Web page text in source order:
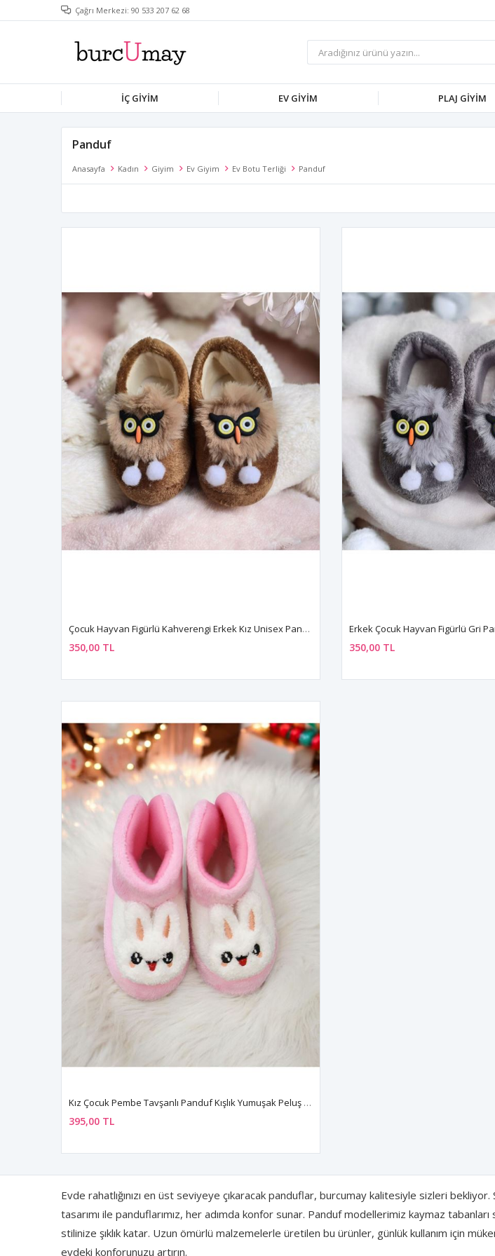
Çağrı Merkezi: 90 533 207 62 68
İÇ GIYIM EV GIYIM PLAJ GIYIM
Panduf
Anasayfa Kadın Giyim Ev Giyim Ev Botu Terliği Panduf
Çocuk Hayvan Figürlü Kahverengi Erkek Kız Unisex Panduf Kışlık Yumuşak Peluş Ev Ayakkabısı
350,00 TL 350,00 TL
Kız Çocuk Pembe Tavşanlı Panduf Kışlık Yumuşak Peluş Ev Ayakkabısı
395,00 TL
Evde rahatlığınızı en üst seviyeye çıkaracak panduflar, burcumay kalitesiyle sizleri bekliyor.
tasarımı ile panduflarımız, her adımda konfor sunar. Panduf modellerimiz kaymaz
stilinize şıklık katar. Uzun ömürlü malzemelerle üretilen bu ürünler, günlük kullanım için
evdeki konforunuzu artırın.